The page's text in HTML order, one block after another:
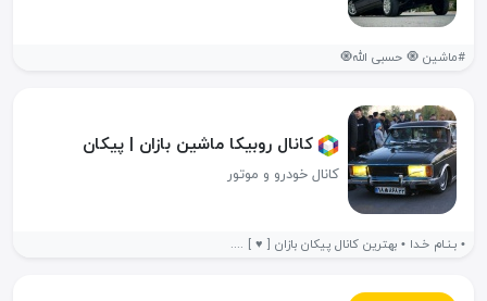
#ماشین 🧿 حسبی الله🧿
کانال روبیکا ماشین بازان | پیکان
کانال خودرو و موتور
• بـنـام خـدا • بهترین کانال پیکان بازان [ ♥️ ] ....